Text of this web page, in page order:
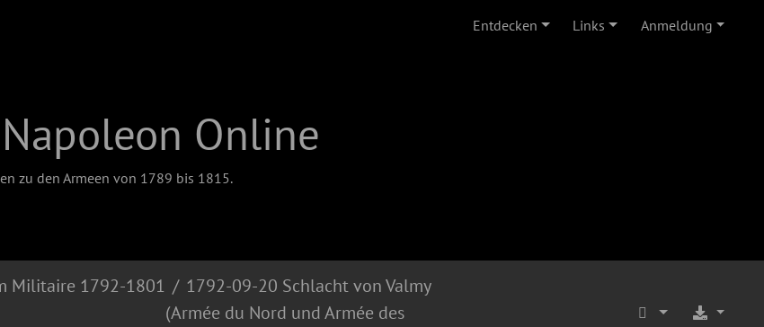
Entdecken Links Anmeldung
Online
zu den Armeen von 1789 bis 1815.
Militaire 1792-1801
1792-09-20 Schlacht von Valmy
(Armée du Nord und Armée des